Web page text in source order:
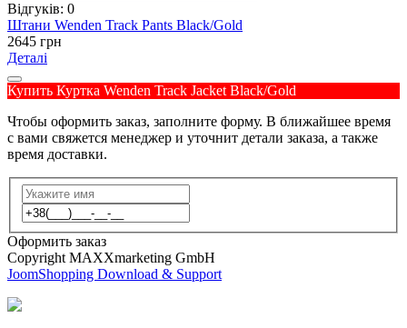
Відгуків: 0
Штани Wenden Track Pants Black/Gold
2645 грн
Деталі
Купить Куртка Wenden Track Jacket Black/Gold
Чтобы оформить заказ, заполните форму. В ближайшее время
с вами свяжется менеджер и уточнит детали заказа, а также
время доставки.
Оформить заказ
Copyright MAXXmarketing GmbH
JoomShopping Download & Support